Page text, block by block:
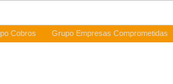
Cobros Grupo Empresas Comprometidas